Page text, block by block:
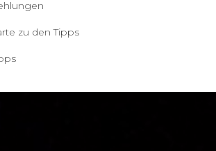
zu den Tipps